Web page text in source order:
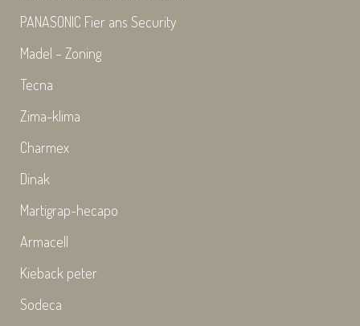
PANASONIC Fier ans Security
Madel – Zoning
Tecna
Zima-klima
Charmex
Dinak
Martigrap-hecapo
Armacell
Kieback peter
Sodeca